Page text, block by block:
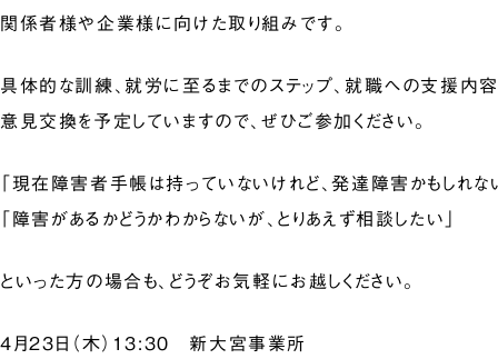
関係者様や企業様に向けた取り組みです。
具体的な訓練、就労に至るまでのステップ、就職への支援内
意見交換を予定していますので、ぜひご参加ください。
「現在障害者手帳は持っていないけれど、発達障害かもしれな
「障害があるかどうかわからないが、とりあえず相談したい」
といった方の場合も、どうぞお気軽にお越しください。
4月23日（木）13:30 新大宮事業所